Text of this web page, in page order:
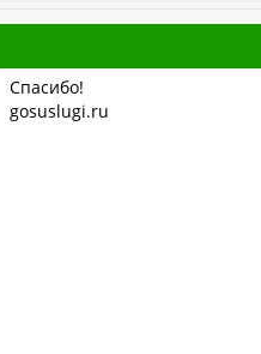
Спасибо!
gosuslugi.ru